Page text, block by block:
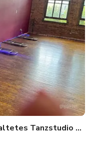
Tanzstudio –